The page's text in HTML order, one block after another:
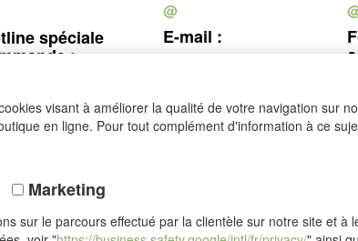
visant à améliorer la qualité de votre navigation sur
en ligne. Pour tout complément d'information à ce
Marketing
sur le parcours effectué par la clientèle sur notre site et à
spéciale
:
rétracter
@
E-mail :